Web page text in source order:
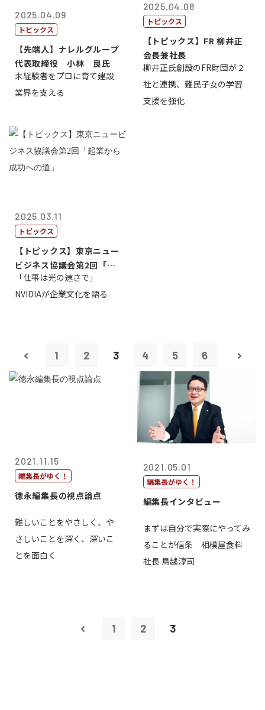
2025.04.09
トピックス
【先端人】ナレルグループ
代表取締役 小林 良氏
未経験者をプロに育て建設
業界を支える
2025.04.08
トピックス
【トピックス】FR 柳井正
会長兼社長
柳井正氏創設のFR財団が２
社と連携、難民子女の学習
支援を強化
2025.03.11
トピックス
【トピックス】東京ニュー
ビジネス協議会第2回「起
業から成功へ...
「仕事は光の速さで」
NVIDIAが企業文化を語る
1 2 3 4 5 6
2021.11.15
編集長がゆく！
徳永編集長の視点論点
難しいことをやさしく、や
さしいことを深く、深いこ
とを面白く
2021.05.01
編集長がゆく！
編集長インタビュー
まずは自分で実際にやってみ
ることが信条 相模屋食料
社長 鳥越淳司
1 2 3